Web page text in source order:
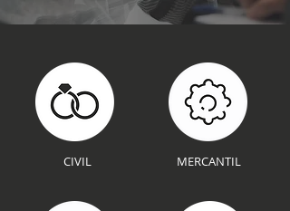
CIVIL MERCANTIL